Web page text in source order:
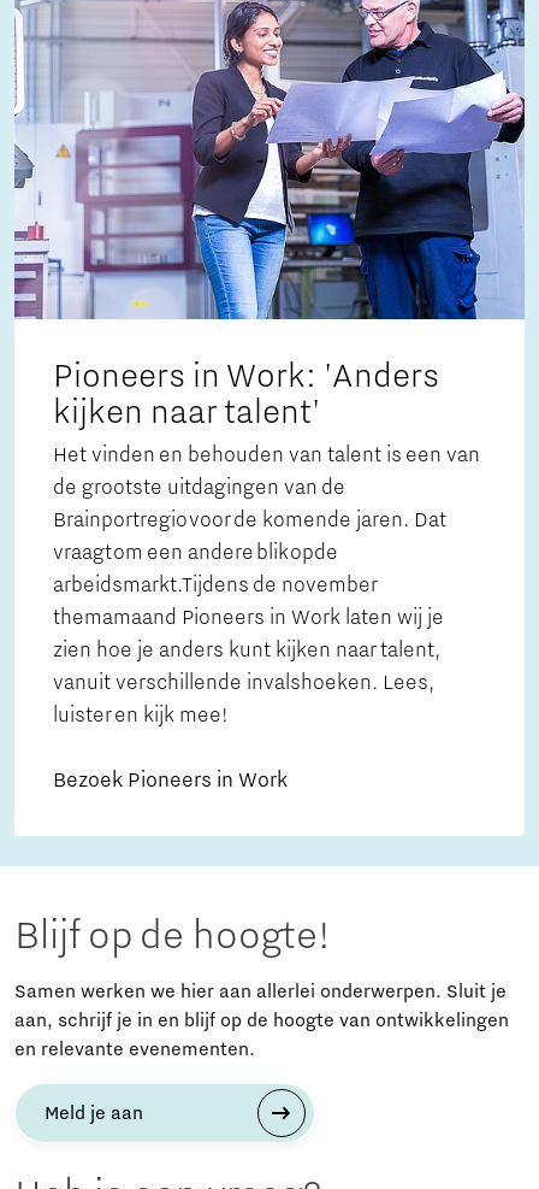
Pioneers in Work: 'Anders
kijken naar talent'
Het vinden en behouden van talent is een van
de grootste uitdagingen van de
Brainportregio voor de komende jaren. Dat
vraagt om een andere blik op de
arbeidsmarkt.Tijdens de november
themamaand Pioneers in Work laten wij je
zien hoe je anders kunt kijken naar talent,
vanuit verschillende invalshoeken. Lees,
luister en kijk mee!
Bezoek Pioneers in Work
Blijf op de hoogte!
Samen werken we hier aan allerlei onderwerpen. Sluit je
aan, schrijf je in en blijf op de hoogte van ontwikkelingen
en relevante evenementen.
Meld je aan